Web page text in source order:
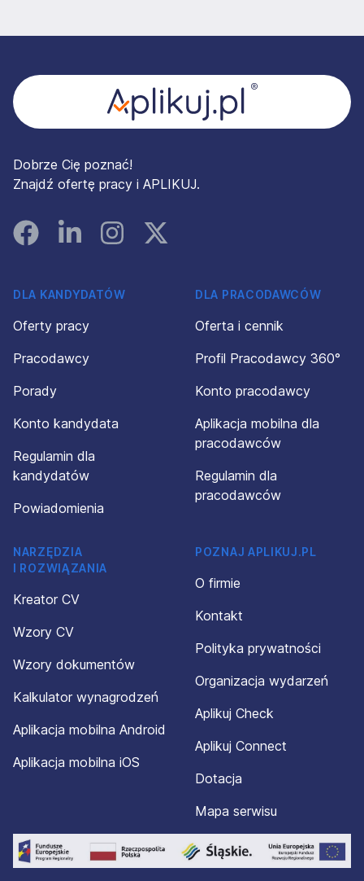
Dobrze Cię poznać!
Znajdź ofertę pracy i APLIKUJ.
FacebookLinked InInstagramInstagram
DLA KANDYDATÓW
Oferty pracy
Pracodawcy
Porady
Konto kandydata
Regulamin dla
kandydatów
Powiadomienia
DLA PRACODAWCÓW
Oferta i cennik
Profil Pracodawcy 360°
Konto pracodawcy
Aplikacja mobilna dla
pracodawców
Regulamin dla
pracodawców
NARZĘDZIA
I ROZWIĄZANIA
Kreator CV
Wzory CV
Wzory dokumentów
Kalkulator wynagrodzeń
Aplikacja mobilna Android
Aplikacja mobilna iOS
POZNAJ APLIKUJ.PL
O firmie
Kontakt
Polityka prywatności
Organizacja wydarzeń
Aplikuj Check
Aplikuj Connect
Dotacja
Mapa serwisu